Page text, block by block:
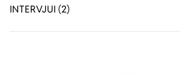
INTERVJUI (2)